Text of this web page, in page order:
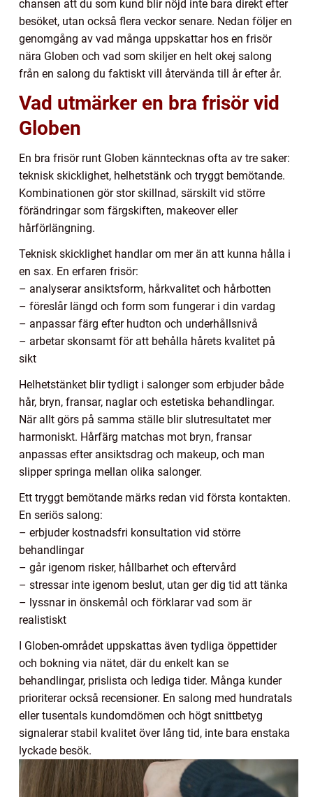
chansen att du som kund blir nöjd inte bara direkt efter
besöket, utan också flera veckor senare. Nedan följer en
genomgång av vad många uppskattar hos en frisör
nära Globen och vad som skiljer en helt okej salong
från en salong du faktiskt vill återvända till år efter år.
Vad utmärker en bra frisör vid
Globen
En bra frisör runt Globen känntecknas ofta av tre saker:
teknisk skicklighet, helhetstänk och tryggt bemötande.
Kombinationen gör stor skillnad, särskilt vid större
förändringar som färgskiften, makeover eller
hårförlängning.
Teknisk skicklighet handlar om mer än att kunna hålla i
en sax. En erfaren frisör:
– analyserar ansiktsform, hårkvalitet och hårbotten
– föreslår längd och form som fungerar i din vardag
– anpassar färg efter hudton och underhållsnivå
– arbetar skonsamt för att behålla hårets kvalitet på
sikt
Helhetstänket blir tydligt i salonger som erbjuder både
hår, bryn, fransar, naglar och estetiska behandlingar.
När allt görs på samma ställe blir slutresultatet mer
harmoniskt. Hårfärg matchas mot bryn, fransar
anpassas efter ansiktsdrag och makeup, och man
slipper springa mellan olika salonger.
Ett tryggt bemötande märks redan vid första kontakten.
En seriös salong:
– erbjuder kostnadsfri konsultation vid större
behandlingar
– går igenom risker, hållbarhet och eftervård
– stressar inte igenom beslut, utan ger dig tid att tänka
– lyssnar in önskemål och förklarar vad som är
realistiskt
I Globen-området uppskattas även tydliga öppettider
och bokning via nätet, där du enkelt kan se
behandlingar, prislista och lediga tider. Många kunder
prioriterar också recensioner. En salong med hundratals
eller tusentals kundomdömen och högt snittbetyg
signalerar stabil kvalitet över lång tid, inte bara enstaka
lyckade besök.